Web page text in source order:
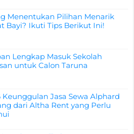
Menentukan Pilihan Menarik
Bayi? Ikuti Tips Berikut Ini!
Lengkap Masuk Sekolah
untuk Calon Taruna
Keunggulan Jasa Sewa Alphard
dari Altha Rent yang Perlu